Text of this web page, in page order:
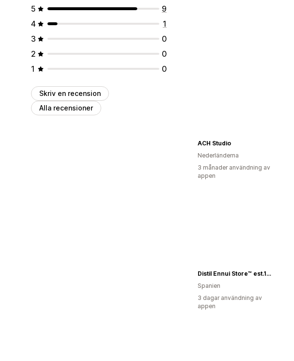
5
9
4
1
3
0
2
0
1
0
Skriv en recension
Alla recensioner
ACH Studio
Nederländerna
3 månader användning av
appen
Distil Ennui Store™ est.1990
Spanien
3 dagar användning av
appen